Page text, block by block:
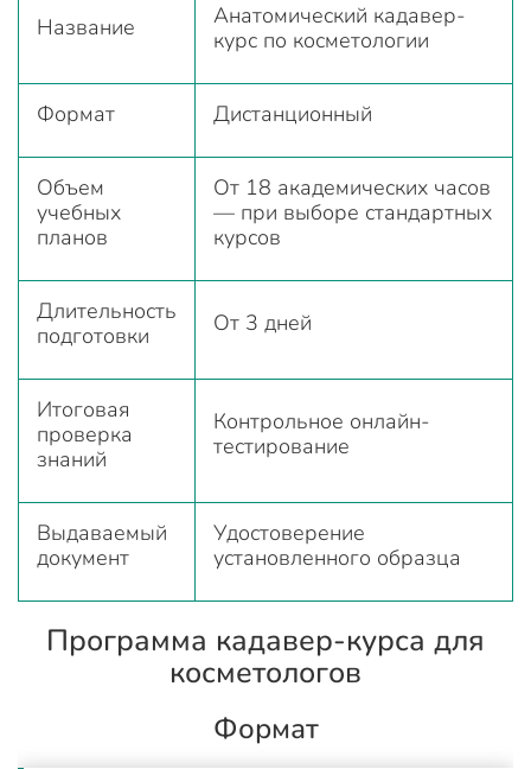
Название
Анатомический кадавер-
курс по косметологии
Формат Дистанционный
Объем
учебных
планов
От 18 академических часов
— при выборе стандартных
курсов
Длительность
подготовки
От 3 дней
Итоговая
проверка
знаний
Контрольное онлайн-
тестирование
Выдаваемый
документ
Удостоверение
установленного образца
Программа кадавер-курса для
косметологов
Формат